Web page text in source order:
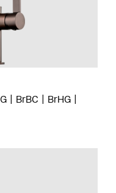
BrBC
BrHG